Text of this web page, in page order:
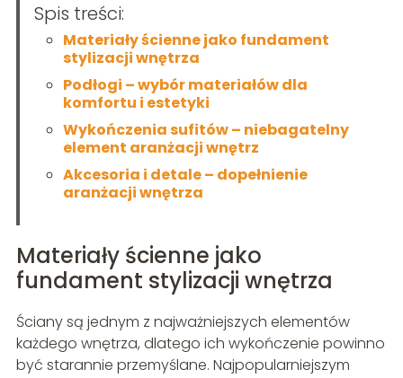
Spis treści:
Materiały ścienne jako fundament
stylizacji wnętrza
Podłogi – wybór materiałów dla
komfortu i estetyki
Wykończenia sufitów – niebagatelny
element aranżacji wnętrz
Akcesoria i detale – dopełnienie
aranżacji wnętrza
Materiały ścienne jako
fundament stylizacji wnętrza
Ściany są jednym z najważniejszych elementów
każdego wnętrza, dlatego ich wykończenie powinno
być starannie przemyślane. Najpopularniejszym